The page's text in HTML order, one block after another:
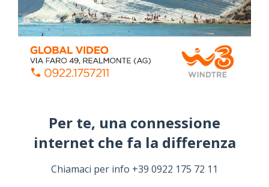
Per te, una connessione
internet che fa la differenza​
Chiamaci per info +39 0922 175 72 11
📅 ESTATE MEDITERRANEA 2026 – COMUNE DI
SICULIANA